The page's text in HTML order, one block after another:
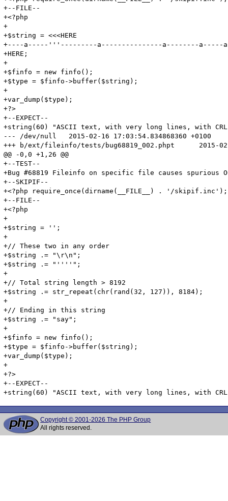
Copyright © 2001-2026 The PHP Group
All rights reserved.